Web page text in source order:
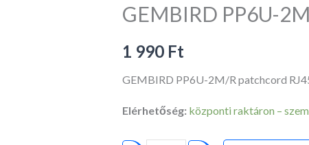
GEMBIRD PP6U-
1 990 Ft
GEMBIRD PP6U-2M/R patchcord
Elérhetőség: központi raktáron –
patchcord
mennyiség